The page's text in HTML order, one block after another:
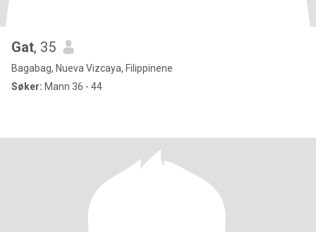
Gat, 35
Bagabag, Nueva Vizcaya, Filippinene
Søker: Mann 36 - 44